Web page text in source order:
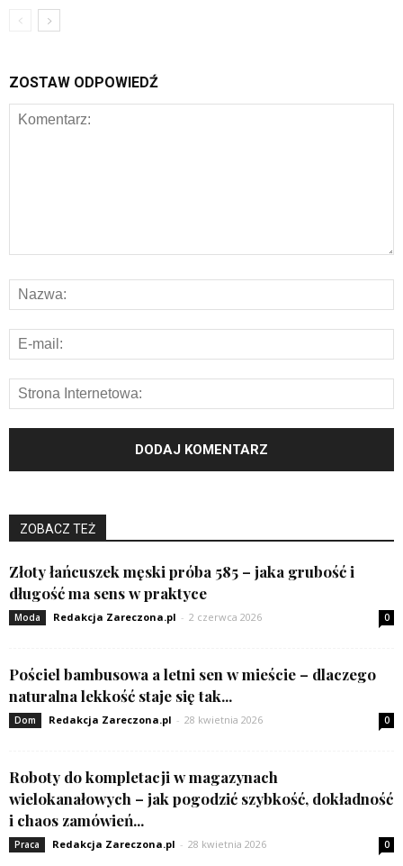
ZOSTAW ODPOWIEDŹ
ZOBACZ TEŻ
Złoty łańcuszek męski próba 585 – jaka grubość i
długość ma sens w praktyce
Moda Redakcja Zareczona.pl - 2 czerwca 2026 0
Pościel bambusowa a letni sen w mieście – dlaczego
naturalna lekkość staje się tak...
Dom Redakcja Zareczona.pl - 28 kwietnia 2026 0
Roboty do kompletacji w magazynach
wielokanałowych – jak pogodzić szybkość, dokładność
i chaos zamówień...
Praca Redakcja Zareczona.pl - 28 kwietnia 2026 0